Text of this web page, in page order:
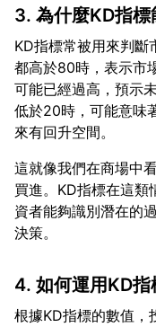
3. 為什麼KD指標
KD指標常被用來判斷
都高於80時，表示市
可能已經過高，預示
低於20時，可能意味
這就像我們在商場中
買進。KD指標在這類
資者能夠識別潛在的
4. 如何運用KD指
根據KD指標的數值，